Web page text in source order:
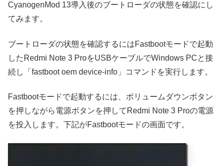
CyanogenMod 13導入後のブートローダの状態を確認にし
てみます。
ブートローダの状態を確認するにはFastbootモードで起動
したRedmi Note 3 ProをUSBケーブルでWindows PCと接
続し「fastboot oem device-info」コマンドを実行します。
Fastbootモードで起動するには、ボリュームダウンボタン
を押しながら電源ボタンを押してRedmi Note 3 Proの電源
を投入します。下記がFastbootモードの画面です。